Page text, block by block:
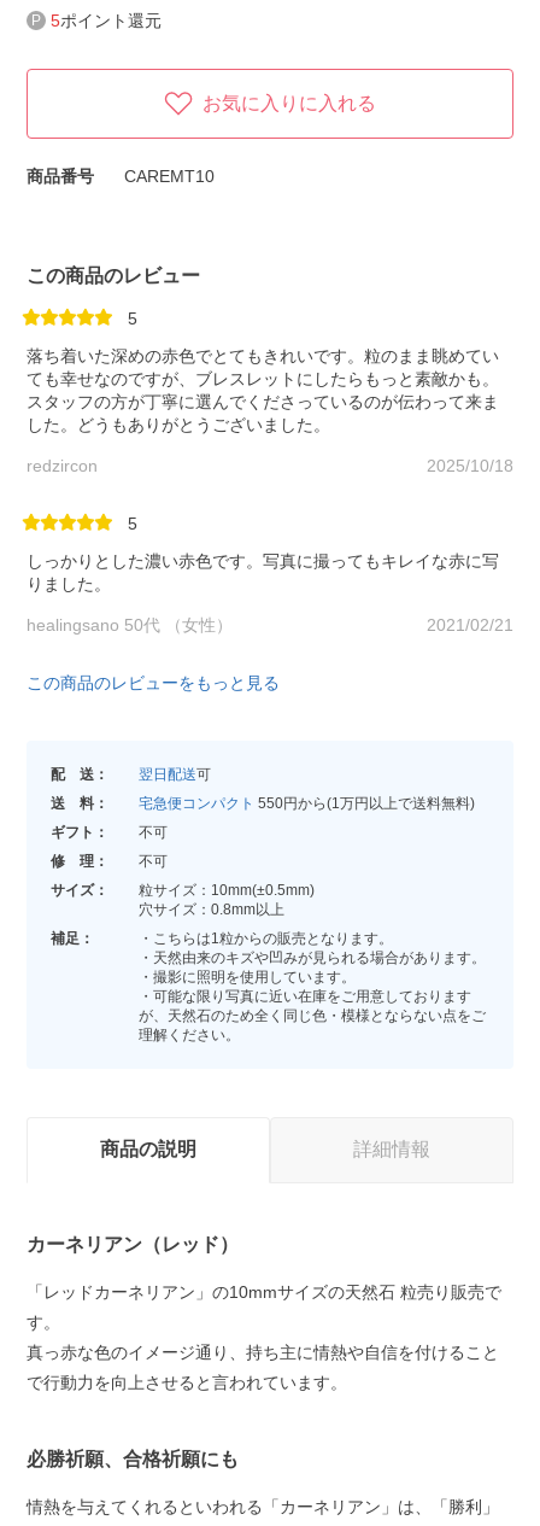
5ポイント還元
お気に入りに入れる
商品番号 CAREMT10
この商品のレビュー
5
落ち着いた深めの赤色でとてもきれいです。粒のまま眺めてい
ても幸せなのですが、ブレスレットにしたらもっと素敵かも。
スタッフの方が丁寧に選んでくださっているのが伝わって来ま
した。どうもありがとうございました。
redzircon 2025/10/18
5
しっかりとした濃い赤色です。写真に撮ってもキレイな赤に写
りました。
healingsano 50代 （女性） 2021/02/21
この商品のレビューをもっと見る
配 送： 翌日配送可
送 料：
宅急便コンパクト 550円から(1万円以上で送料無料)
ギフト：
不可
修 理：
不可
サイズ：
粒サイズ：10mm(±0.5mm)
穴サイズ：0.8mm以上
補足：
・こちらは1粒からの販売となります。
・天然由来のキズや凹みが見られる場合があります。
・撮影に照明を使用しています。
・可能な限り写真に近い在庫をご用意しております
が、天然石のため全く同じ色・模様とならない点をご
理解ください。
商品の説明 詳細情報
カーネリアン（レッド）
「レッドカーネリアン」の10mmサイズの天然石 粒売り販売で
す。
真っ赤な色のイメージ通り、持ち主に情熱や自信を付けること
で行動力を向上させると言われています。
必勝祈願、合格祈願にも
情熱を与えてくれるといわれる「カーネリアン」は、「勝利」